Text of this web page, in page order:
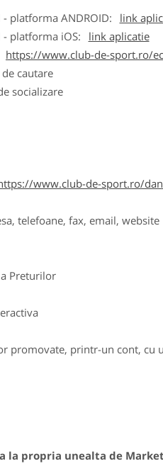
platforma ANDROID:
link
platforma iOS:
link aplicatie
https://www.club-de-sport.ro/
cautare
socializare
www.club-de-sport.ro/
telefoane, fax, email, website
Preturilor
printr-un cont, cu
la propria unealta de